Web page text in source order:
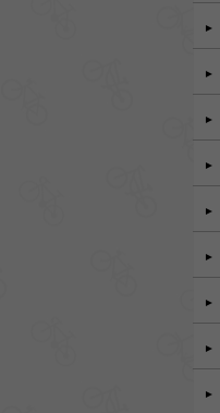
►
►
►
►
►
►
►
►
►